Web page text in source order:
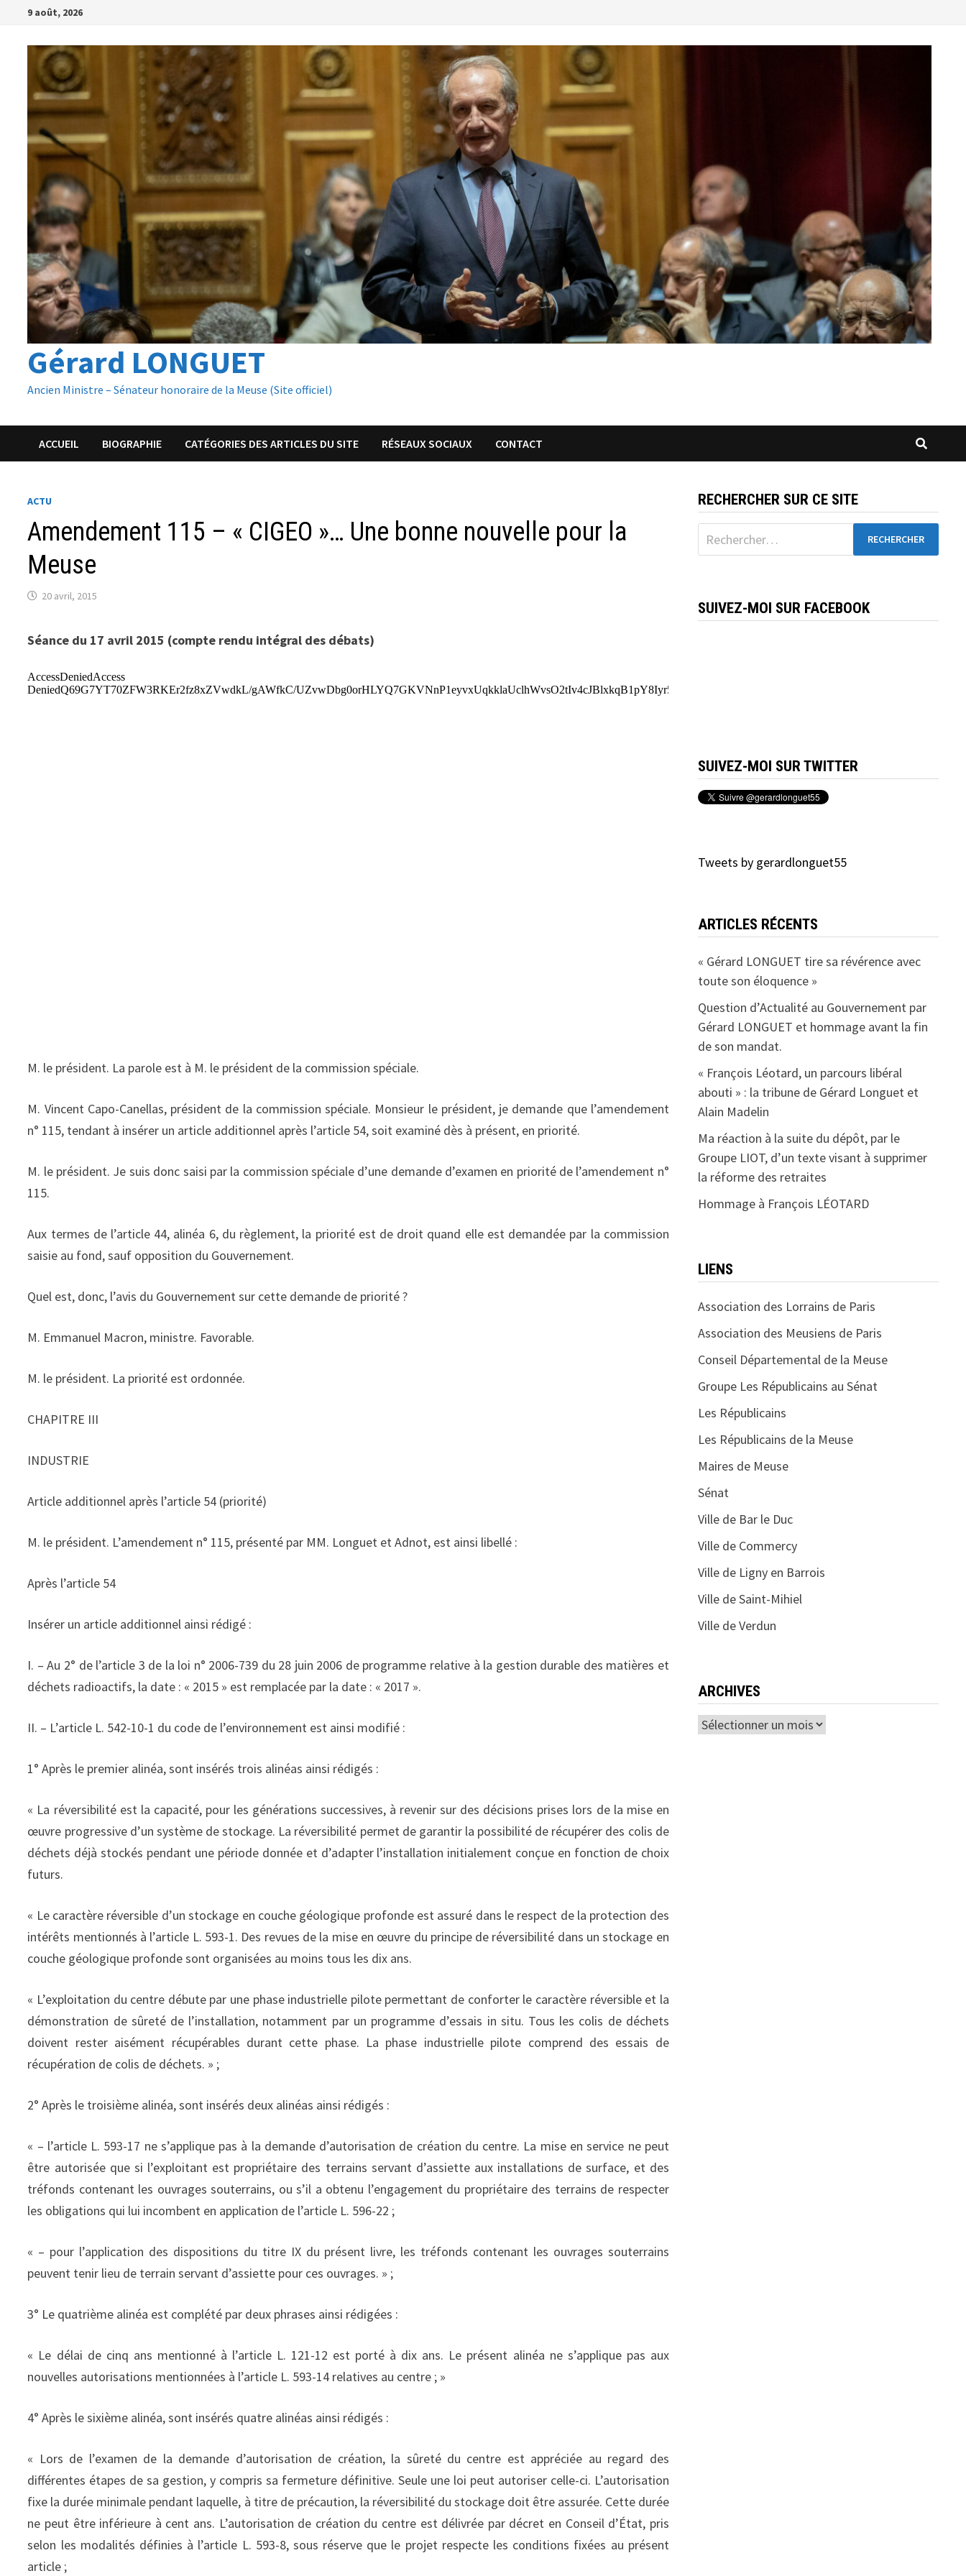
Passer
contenu
9 août, 2026
Gérard LONGUET
Ancien Ministre – Sénateur honoraire de la Meuse (Site officiel)
ACCUEIL BIOGRAPHIE CATÉGORIES DES ARTICLES DU SITE RÉSEAUX SOCIAUX CONTACT
ACTU
Amendement 115 – « CIGEO »… Une bonne nouvelle pour la
Meuse
20 avril, 2015
Séance du 17 avril 2015 (compte rendu intégral des débats)
M. le président. La parole est à M. le président de la commission spéciale.
M. Vincent Capo-Canellas, président de la commission spéciale. Monsieur le président, je demande que l’amendement
n° 115, tendant à insérer un article additionnel après l’article 54, soit examiné dès à présent, en priorité.
M. le président. Je suis donc saisi par la commission spéciale d’une demande d’examen en priorité de l’amendement n°
115.
Aux termes de l’article 44, alinéa 6, du règlement, la priorité est de droit quand elle est demandée par la commission
saisie au fond, sauf opposition du Gouvernement.
Quel est, donc, l’avis du Gouvernement sur cette demande de priorité ?
M. Emmanuel Macron, ministre. Favorable.
M. le président. La priorité est ordonnée.
CHAPITRE III
INDUSTRIE
Article additionnel après l’article 54 (priorité)
M. le président. L’amendement n° 115, présenté par MM. Longuet et Adnot, est ainsi libellé :
Après l’article 54
Insérer un article additionnel ainsi rédigé :
I. – Au 2° de l’article 3 de la loi n° 2006-739 du 28 juin 2006 de programme relative à la gestion durable des matières et
déchets radioactifs, la date : « 2015 » est remplacée par la date : « 2017 ».
II. – L’article L. 542-10-1 du code de l’environnement est ainsi modifié :
1° Après le premier alinéa, sont insérés trois alinéas ainsi rédigés :
« La réversibilité est la capacité, pour les générations successives, à revenir sur des décisions prises lors de la mise en
œuvre progressive d’un système de stockage. La réversibilité permet de garantir la possibilité de récupérer des colis de
déchets déjà stockés pendant une période donnée et d’adapter l’installation initialement conçue en fonction de choix
futurs.
« Le caractère réversible d’un stockage en couche géologique profonde est assuré dans le respect de la protection des
intérêts mentionnés à l’article L. 593-1. Des revues de la mise en œuvre du principe de réversibilité dans un stockage en
couche géologique profonde sont organisées au moins tous les dix ans.
« L’exploitation du centre débute par une phase industrielle pilote permettant de conforter le caractère réversible et la
démonstration de sûreté de l’installation, notamment par un programme d’essais in situ. Tous les colis de déchets
doivent rester aisément récupérables durant cette phase. La phase industrielle pilote comprend des essais de
récupération de colis de déchets. » ;
2° Après le troisième alinéa, sont insérés deux alinéas ainsi rédigés :
« – l’article L. 593-17 ne s’applique pas à la demande d’autorisation de création du centre. La mise en service ne peut
être autorisée que si l’exploitant est propriétaire des terrains servant d’assiette aux installations de surface, et des
tréfonds contenant les ouvrages souterrains, ou s’il a obtenu l’engagement du propriétaire des terrains de respecter
les obligations qui lui incombent en application de l’article L. 596-22 ;
« – pour l’application des dispositions du titre IX du présent livre, les tréfonds contenant les ouvrages souterrains
peuvent tenir lieu de terrain servant d’assiette pour ces ouvrages. » ;
3° Le quatrième alinéa est complété par deux phrases ainsi rédigées :
« Le délai de cinq ans mentionné à l’article L. 121-12 est porté à dix ans. Le présent alinéa ne s’applique pas aux
nouvelles autorisations mentionnées à l’article L. 593-14 relatives au centre ; »
4° Après le sixième alinéa, sont insérés quatre alinéas ainsi rédigés :
« Lors de l’examen de la demande d’autorisation de création, la sûreté du centre est appréciée au regard des
différentes étapes de sa gestion, y compris sa fermeture définitive. Seule une loi peut autoriser celle-ci. L’autorisation
fixe la durée minimale pendant laquelle, à titre de précaution, la réversibilité du stockage doit être assurée. Cette durée
ne peut être inférieure à cent ans. L’autorisation de création du centre est délivrée par décret en Conseil d’État, pris
selon les modalités définies à l’article L. 593-8, sous réserve que le projet respecte les conditions fixées au présent
article ;
RECHERCHER SUR CE SITE
Rechercher :
SUIVEZ-MOI SUR FACEBOOK
SUIVEZ-MOI SUR TWITTER
Tweets by gerardlonguet55
ARTICLES RÉCENTS
« Gérard LONGUET tire sa révérence avec
toute son éloquence »
Question d’Actualité au Gouvernement par
Gérard LONGUET et hommage avant la fin
de son mandat.
« François Léotard, un parcours libéral
abouti » : la tribune de Gérard Longuet et
Alain Madelin
Ma réaction à la suite du dépôt, par le
Groupe LIOT, d’un texte visant à supprimer
la réforme des retraites
Hommage à François LÉOTARD
LIENS
Association des Lorrains de Paris
Association des Meusiens de Paris
Conseil Départemental de la Meuse
Groupe Les Républicains au Sénat
Les Républicains
Les Républicains de la Meuse
Maires de Meuse
Sénat
Ville de Bar le Duc
Ville de Commercy
Ville de Ligny en Barrois
Ville de Saint-Mihiel
Ville de Verdun
ARCHIVES
Archives